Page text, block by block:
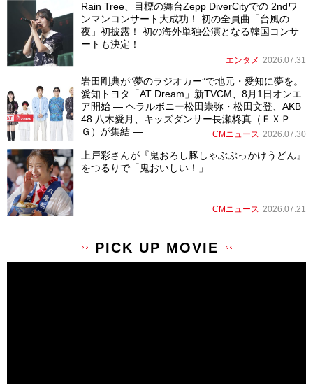
Rain Tree、目標の舞台Zepp DiverCityでの 2ndワ
ンマンコンサート大成功！ 初の全員曲「台風の
夜」初披露！ 初の海外単独公演となる韓国コンサ
ートも決定！
エンタメ 2026.07.31
岩田剛典が”夢のラジオカー”で地元・愛知に夢を。
愛知トヨタ「AT Dream」新TVCM、8月1日オンエ
ア開始 ― ヘラルボニー松田崇弥・松田文登、AKB
48 八木愛月、キッズダンサー長瀬柊真（ＥＸＰ
Ｇ）が集結 ―
CMニュース 2026.07.30
上戸彩さんが『鬼おろし豚しゃぶぶっかけうどん』
をつるりで「鬼おいしい！」
CMニュース 2026.07.21
PICK UP MOVIE